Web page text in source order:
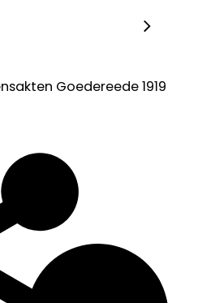
Goedereede 1919